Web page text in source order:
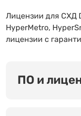
Лицензии для СХД
HyperMetro,
лицензии с
ПО и